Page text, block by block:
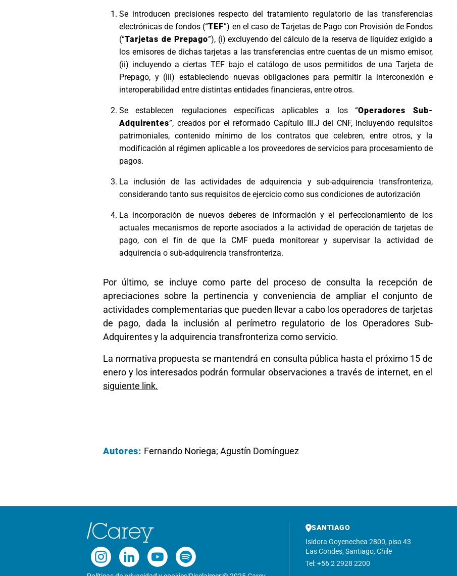
Se introducen precisiones respecto del tratamiento regulatorio de las transferencias
electrónicas de fondos (“TEF”) en el caso de Tarjetas de Pago con Provisión de Fondos
(“Tarjetas de Prepago”), (i) excluyendo del cálculo de la reserva de liquidez exigido a
los emisores de dichas tarjetas a las transferencias entre cuentas de un mismo emisor,
(ii) incluyendo a ciertas TEF bajo el catálogo de usos permitidos de una Tarjeta de
Prepago, y (iii) estableciendo nuevas obligaciones para permitir la interconexión e
interoperabilidad entre distintas entidades financieras, entre otros.
Se establecen regulaciones específicas aplicables a los “Operadores Sub-
Adquirentes”, creados por el reformado Capítulo III.J del CNF, incluyendo requisitos
patrimoniales, contenido mínimo de los contratos que celebren, entre otros, y la
modificación al régimen aplicable a los proveedores de servicios para procesamiento de
pagos.
La inclusión de las actividades de adquirencia y sub-adquirencia transfronteriza,
considerando tanto sus requisitos de ejercicio como sus condiciones de autorización
La incorporación de nuevos deberes de información y el perfeccionamiento de los
actuales mecanismos de reporte asociados a la actividad de operación de tarjetas de
pago, con el fin de que la CMF pueda monitorear y supervisar la actividad de
adquirencia o sub-adquirencia transfronteriza.
Por último, se incluye como parte del proceso de consulta la recepción de
apreciaciones sobre la pertinencia y conveniencia de ampliar el conjunto de
actividades complementarias que pueden llevar a cabo los operadores de tarjetas
de pago, dada la inclusión al perímetro regulatorio de los Operadores Sub-
Adquirentes y la adquirencia transfronteriza como servicio.
La normativa propuesta se mantendrá en consulta pública hasta el próximo 15 de
enero y los interesados podrán formular observaciones a través de internet, en el
siguiente link.
Autores: Fernando Noriega; Agustín Domínguez
SANTIAGO
Isidora Goyenechea 2800, piso 43
Las Condes, Santiago, Chile
Tel: +56 2 2928 2200